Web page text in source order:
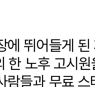
에 뛰어들게
한 노후 고시
람들과 무료